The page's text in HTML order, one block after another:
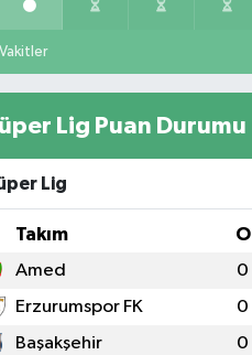
Lig Puan Durumu
Lig
Takım O
Amed 0
Erzurumspor FK 0
Başakşehir 0